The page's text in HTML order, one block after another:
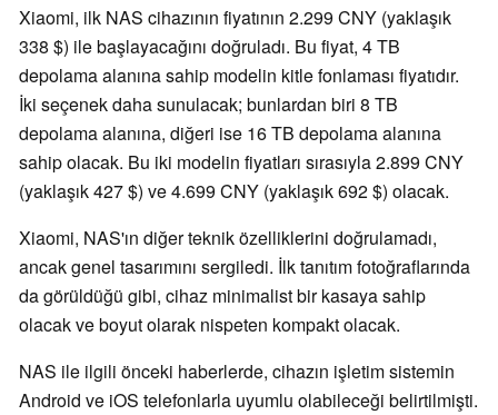
Xiaomi, ilk NAS cihazının fiyatının 2.299 CNY (yaklaşık
338 $) ile başlayacağını doğruladı. Bu fiyat, 4 TB
depolama alanına sahip modelin kitle fonlaması fiyatıdır.
İki seçenek daha sunulacak; bunlardan biri 8 TB
depolama alanına, diğeri ise 16 TB depolama alanına
sahip olacak. Bu iki modelin fiyatları sırasıyla 2.899 CNY
(yaklaşık 427 $) ve 4.699 CNY (yaklaşık 692 $) olacak.
Xiaomi, NAS'ın diğer teknik özelliklerini doğrulamadı,
ancak genel tasarımını sergiledi. İlk tanıtım fotoğraflarında
da görüldüğü gibi, cihaz minimalist bir kasaya sahip
olacak ve boyut olarak nispeten kompakt olacak.
NAS ile ilgili önceki haberlerde, cihazın işletim sistemin
Android ve iOS telefonlarla uyumlu olabileceği belirtilmişti.